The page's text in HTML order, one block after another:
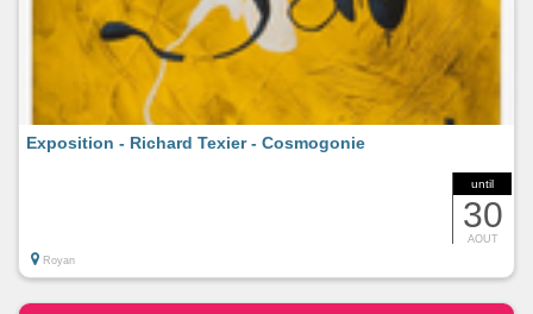
until
30
AOUT
Exposition - Richard Texier - Cosmogonie
Royan